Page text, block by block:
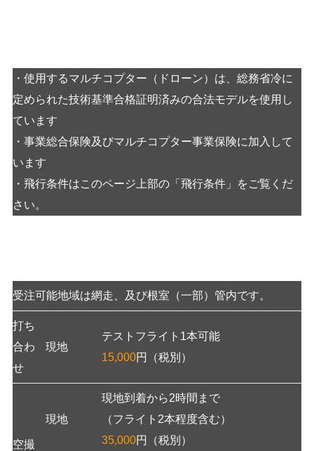
・使用するマルチコプター（ドローン）は、総務省冷に
定められた技術基準合格証明済みの合法モデルを使用し
ています
・事業総合保険及びマルチコプター事業保険に加入して
います
・飛行条件はこのページ上部の「飛行条件」をご覧くだ
さい。
受注可能地域は網走、及び根室（一部）管内です。
打ち
合わ
せ
現地
テストフライト1本可能
15,000円（税別）
空撮
現地
現地到着から2時間まで
（フライト2本程度含む）
35,000円（税別）